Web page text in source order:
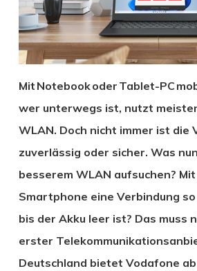
Mit Notebook oder Tablet-PC
wer unterwegs ist, nutzt
WLAN. Doch nicht immer ist die
zuverlässig oder sicher. Was
besserem WLAN aufsuchen?
Smartphone eine Verbindung
bis der Akku leer ist? Das muss
erster
Deutschland bietet Vodafone